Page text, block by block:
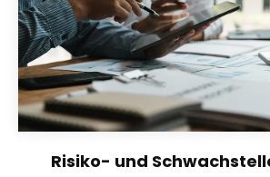
Risiko- und